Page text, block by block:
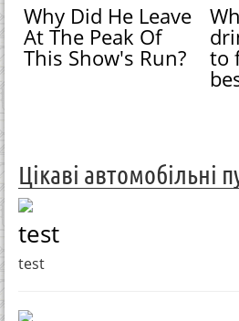
Why Did He Leave
At The Peak Of
This Show's Run? to
Цікаві автомобільні
test
test